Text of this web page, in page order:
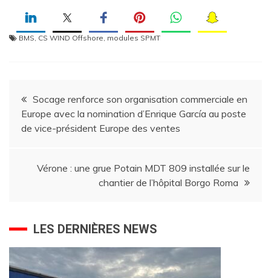
BMS, CS WIND Offshore, modules SPMT
Navigation
de
Socage renforce son organisation commerciale en
Europe avec la nomination d’Enrique García au poste
de vice-président Europe des ventes
Vérone : une grue Potain MDT 809 installée sur le
chantier de l’hôpital Borgo Roma
LES DERNIÈRES NEWS